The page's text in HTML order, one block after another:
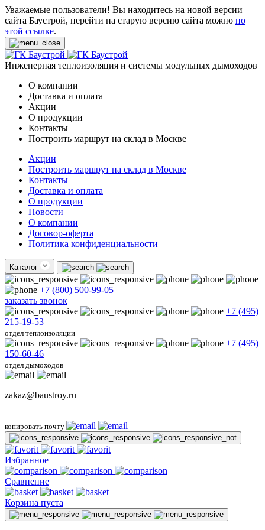
Уважаемые пользователи! Вы находитесь на новой версии
сайта Баустрой, перейти на старую версию сайта можно по
этой ссылке.
Инженерная теплоизоляция и системы модульных дымоходов
О компании
Доставка и оплата
Акции
О продукции
Контакты
Построить маршрут на склад в Москве
Акции
Построить маршрут на склад в Москве
Контакты
Доставка и оплата
О продукции
Новости
О компании
Договор-оферта
Политика конфиденциальности
Каталог
+7 (800) 500-99-05
заказать звонок
+7 (495)
215-19-53
отдел теплоизоляции
+7 (495)
150-60-46
отдел дымоходов
zakaz@baustroy.ru
копировать почту
Избранное
Сравнение
Корзина пуста